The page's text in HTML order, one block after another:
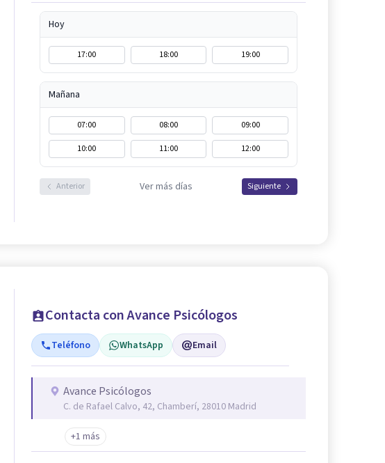
Hoy
17:00 18:00 19:00
Mañana
07:00 08:00
09:00
10:00
11:00 12:00
Anterior Ver más días Siguiente
Contacta con Avance Psicólogos
Teléfono WhatsApp Email
Avance Psicólogos
C. de Rafael Calvo, 42, Chamberí, 28010 Madrid
+1 más